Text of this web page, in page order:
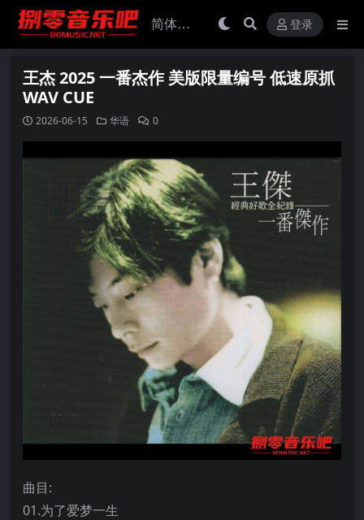
登录
王杰 2025 一番杰作 美版限量编号 低速原抓
WAV CUE
2026-06-15 华语 0
曲目:
01.为了爱梦一生